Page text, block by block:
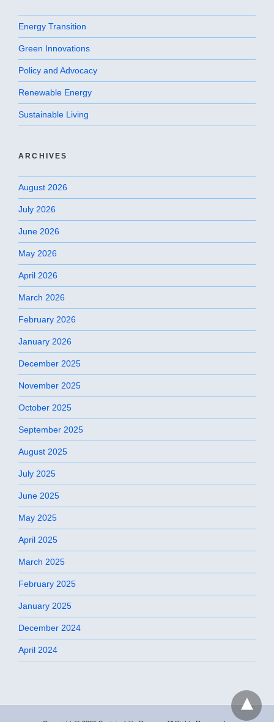
Energy Transition
Green Innovations
Policy and Advocacy
Renewable Energy
Sustainable Living
ARCHIVES
August 2026
July 2026
June 2026
May 2026
April 2026
March 2026
February 2026
January 2026
December 2025
November 2025
October 2025
September 2025
August 2025
July 2025
June 2025
May 2025
April 2025
March 2025
February 2025
January 2025
December 2024
April 2024